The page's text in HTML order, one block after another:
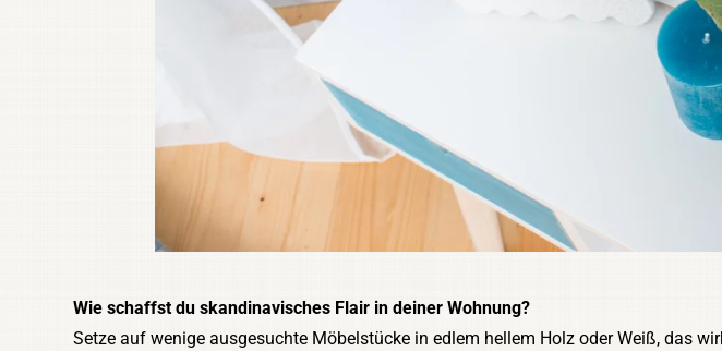
Wie schaffst du skandinavisches Flair in deiner Wohnung?
Setze auf wenige ausgesuchte Möbelstücke in edlem hellem Holz oder Weiß, das